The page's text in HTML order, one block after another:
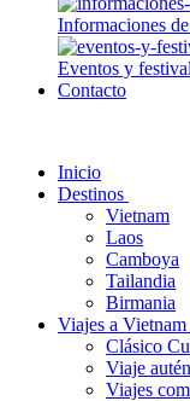
Informaciones
Eventos y
Contacto
Inicio
Destinos
Vietnam
Laos
Camboya
Tailandia
Birmania
Viajes a Vietnam
Clásico
Viaje
Viajes